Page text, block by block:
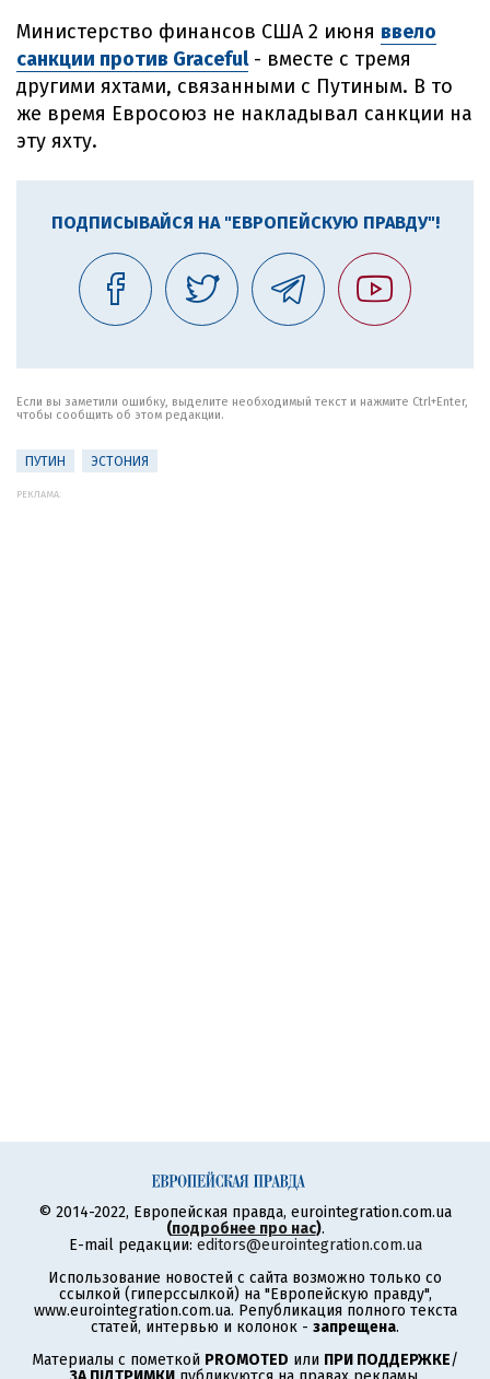
Министерство финансов США 2 июня ввело
санкции против Graceful- вместе с тремя
другими яхтами, связанными с Путиным. В то
же время Евросоюз не накладывал санкции на
эту яхту.
ПОДПИСЫВАЙСЯ НА "ЕВРОПЕЙСКУЮ ПРАВДУ"!
Если вы заметили ошибку, выделите необходимый текст и нажмите Ctrl+Enter,
чтобы сообщить об этом редакции.
ПУТИН ЭСТОНИЯ
РЕКЛАМА:
© 2014-2022, Европейская правда, eurointegration.com.ua
(подробнее про нас).
E-mail редакции: editors@eurointegration.com.ua
Использование новостей с сайта возможно только со
ссылкой (гиперссылкой) на "Европейскую правду",
www.eurointegration.com.ua. Републикация полного текста
статей, интервью и колонок - запрещена.
Материалы с пометкой PROMOTED или ПРИ ПОДДЕРЖКЕ/